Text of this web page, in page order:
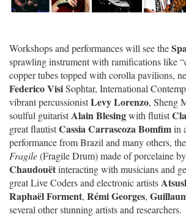
Workshops and performances will see the
sprawling instrument with ramifications like
copper tubes topped with corolla pavilions,
Federico VisiSophtar, International
vibrant percussionistLevy Lorenzo, Sheng
soulful guitaristAlain Blesingwith flutist
great flautistCassia Carrascoza Bomfimin
performance from Brazil and many others,
Fragile(Fragile Drum) made of porcelaine
Chaudouëtinteracting with musicians and
great Live Coders and electronic artists
Raphaël Forment, Rémi Georges,
several other stunning artists and researchers.